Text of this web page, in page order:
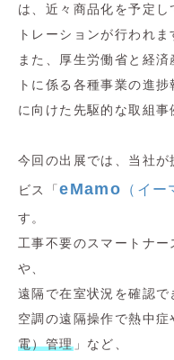
は、近々商品化を予定
トレーションが行われま
また、厚生労働省と経
トに係る各種事業の進
に向けた先駆的な取組事
今回の出展では、当社
ビス「eMamo （イー
す。
工事不要のスマートナー
や、
遠隔で在室状況を確認で
空調の遠隔操作で熱中症
電）管理」など、